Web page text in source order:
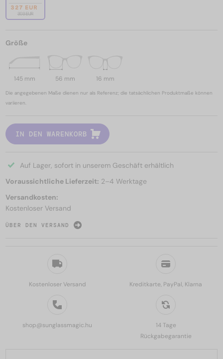
Kostenloser Versand Kreditkarte, PayPal, Klarna
shop@sunglassmagic.hu
14 Tage
Rückgabegarantie
327 EUR
393 EUR
Größe
145 mm 56 mm 16 mm
Die angegebenen Maße dienen nur als Referenz; die tatsächlichen Produktmaße können
variieren.
IN DEN WARENKORB
Auf Lager, sofort in unserem Geschäft erhältlich
Voraussichtliche Lieferzeit: 2–4 Werktage
Versandkosten:
Kostenloser Versand
ÜBER DEN VERSAND